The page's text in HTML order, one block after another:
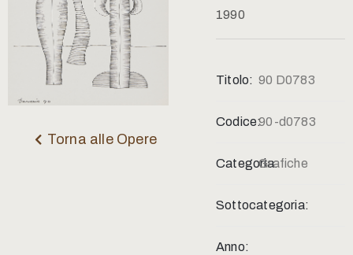
Torna alle Opere
1990
Titolo: 90 D0783
Codice:90-d0783
Categoria:Grafiche
Sottocategoria:
Anno: